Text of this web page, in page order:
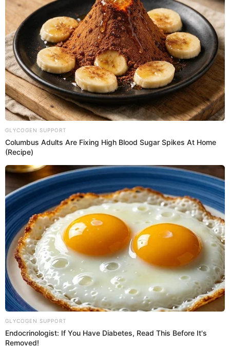
fueron las únicas selecciones en alzar dicha versión de la
Copa del Mundo entre 1930 y 1970.
Pelé apreciando la Copa Jules Rimet tras haberla conquistado
en 1958 con Brasil. | Foto: FIFA
¿Por qué se cambio el modelo de la
copa?
Cuando se decidió crear el Mundial de Fútbol,
el comité
de la FIFA estipuló en las bases que la propiedad del
trofeo sería entregado de manera absoluta al primer país
que lograra ganar tres veces la Copa del Mundo.